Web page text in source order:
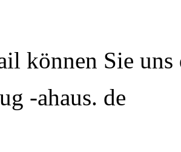
können Sie uns
-ahaus. de